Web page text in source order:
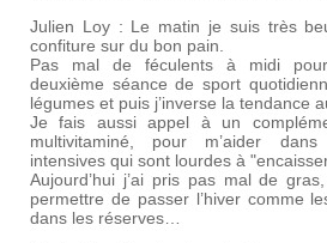
Julien Loy : Le matin je suis très
confiture sur du bon pain.
Pas mal de féculents à midi
deuxième séance de sport
légumes et puis j’inverse la tendance
Je fais aussi appel à un
multivitaminé, pour m’aider
intensives qui sont lourdes à
Aujourd’hui j’ai pris pas mal de
permettre de passer l’hiver comme
dans les réserves…